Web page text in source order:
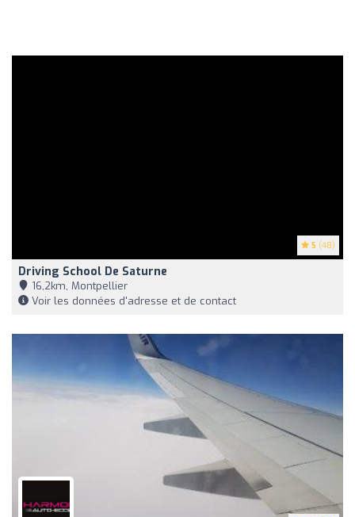
5 (48)
Driving School De Saturne
16,2km, Montpellier
Voir les données d'adresse et de contact